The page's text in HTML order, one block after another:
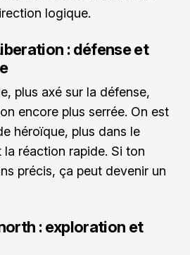
logique.
: défense et
plus axé sur la défense,
encore plus serrée. On est
héroïque, plus dans le
réaction rapide. Si ton
précis, ça peut devenir un
: exploration et